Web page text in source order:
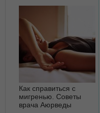
Как справиться с
мигренью. Советы
врача Аюрведы